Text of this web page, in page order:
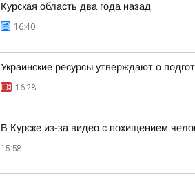
Курская область два года назад
16:40
Украинские ресурсы утверждают о
16:28
В Курске из-за видео с похищением
15:58